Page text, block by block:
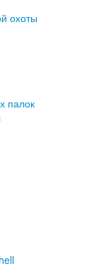
охоты
палок